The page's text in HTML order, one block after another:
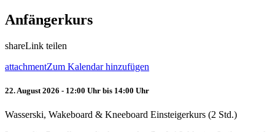
Anfängerkurs
shareLink teilen
attachmentZum Kalendar hinzufügen
22. August 2026 - 12:00 Uhr bis 14:00 Uhr
Wasserski, Wakeboard & Kneeboard Einsteigerkurs (2 Std.)